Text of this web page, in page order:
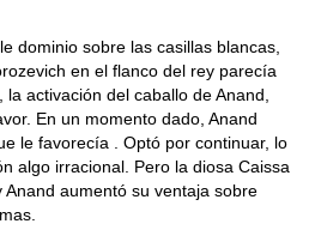
dominio sobre las casillas blancas,
en el flanco del rey parecía
activación del caballo de Anand,
En un momento dado, Anand
le favorecía . Optó por continuar, lo
algo irracional. Pero la diosa Caissa
aumentó su ventaja sobre